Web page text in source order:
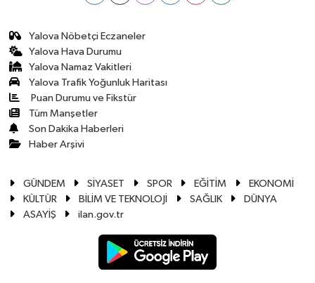
Yalova Nöbetçi Eczaneler
Yalova Hava Durumu
Yalova Namaz Vakitleri
Yalova Trafik Yoğunluk Haritası
Puan Durumu ve Fikstür
Tüm Manşetler
Son Dakika Haberleri
Haber Arşivi
GÜNDEM SİYASET SPOR EĞİTİM
EKONOMİ
KÜLTÜR
BİLİM VE TEKNOLOJİ SAĞLIK
DÜNYA
ASAYİŞ
ilan.gov.tr